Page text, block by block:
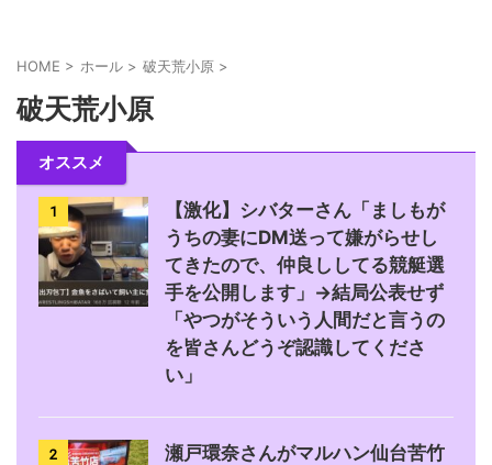
ましもさん、シバターさんの法的措置検討に対し
て反論「奥様への誹謗中傷は事実無根、絶縁の手
伝...
HOME > ホール > 破天荒小原 >
破天荒小原
オススメ
1
【激化】シバターさん「ましもが
うちの妻にDM送って嫌がらせし
てきたので、仲良ししてる競艇選
手を公開します」→結局公表せず
「やつがそういう人間だと言うの
を皆さんどうぞ認識してくださ
い」
2
瀬戸環奈さんがマルハン仙台苦竹